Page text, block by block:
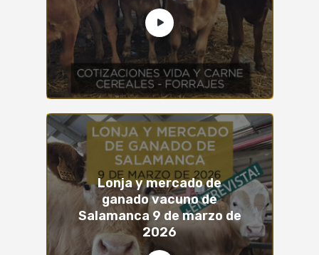
Lonja y mercado de
ganado vacuno de
Salamanca 9 de marzo de
2026